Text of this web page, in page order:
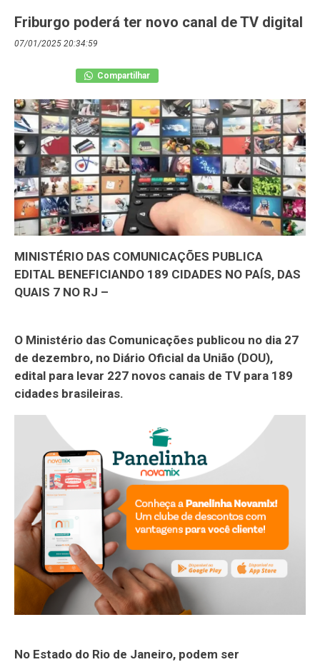
Friburgo poderá ter novo canal de TV digital
07/01/2025 20:34:59
Compartilhar
MINISTÉRIO DAS COMUNICAÇÕES PUBLICA
EDITAL BENEFICIANDO 189 CIDADES NO PAÍS, DAS
QUAIS 7 NO RJ –
O Ministério das Comunicações publicou no dia 27
de dezembro, no Diário Oficial da União (DOU),
edital para levar 227 novos canais de TV para 189
cidades brasileiras.
No Estado do Rio de Janeiro, podem ser